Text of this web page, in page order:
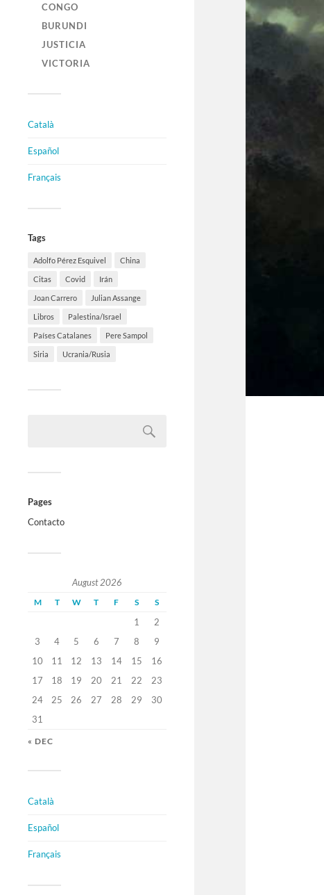
CONGO
BURUNDI
JUSTICIA
VICTORIA
Català
Español
Français
Tags
Adolfo Pérez Esquivel China
Citas Covid Irán
Joan Carrero Julian Assange
Libros Palestina/Israel
Países Catalanes Pere Sampol
Siria Ucrania/Rusia
Pages
Contacto
August 2026
M T W T F S S
1
2
3
4 5 6 7 8
9
10
11 12 13 14 15
16
17
18 19 20 21 22
23
24
25 26 27 28 29
30
31
« DEC
Català
Español
Français